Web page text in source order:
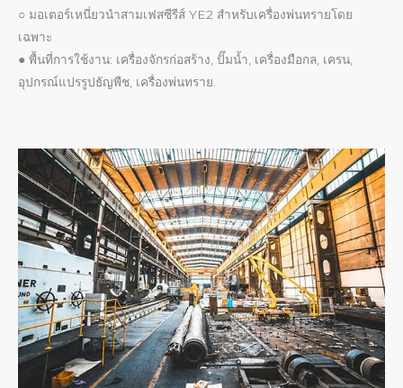
○ มอเตอร์เหนี่ยวนำสามเฟสซีรีส์ YE2 สำหรับเครื่องพ่นทรายโดย
เฉพาะ
● พื้นที่การใช้งาน: เครื่องจักรก่อสร้าง, ปั๊มน้ำ, เครื่องมือกล, เครน,
อุปกรณ์แปรรูปธัญพืช, เครื่องพ่นทราย.